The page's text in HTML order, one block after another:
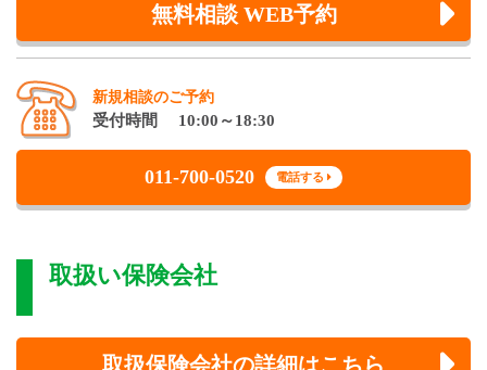
無料相談 WEB予約
新規相談のご予約
受付時間 10:00～18:30
011-700-0520 電話する
取扱い保険会社
取扱保険会社の詳細はこちら